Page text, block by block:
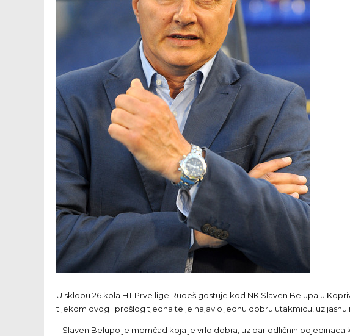
U sklopu 26.kola HT Prve lige Rudeš gostuje kod NK Slaven Belupa u
tijekom ovog i prošlog tjedna te je najavio jednu dobru utakmicu, uz
– Slaven Belupo je momčad koja je vrlo dobra, uz par odličnih